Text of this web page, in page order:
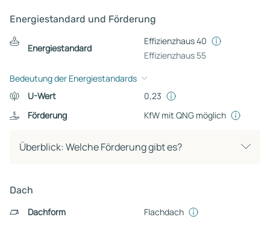
Energiestandard und Förderung
Energiestandard
Effizienzhaus 40
Effizienzhaus 55
Bedeutung der Energiestandards
U-Wert
0,23
Förderung
KfW mit QNG möglich
Überblick: Welche Förderung gibt es?
Dach
Dachform
Flachdach